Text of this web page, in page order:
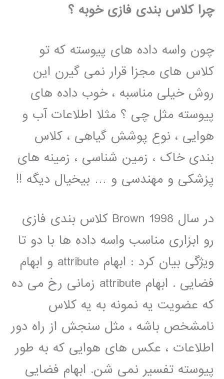
چرا کلاس بندی فازی خوبه ؟
چون واسه داده های پیوسته که تو
کلاس های مجزا قرار نمی گیرن این
روش خیلی مناسبه ، خوب داده های
پیوسته مثل چی ؟ مثلا اطلاعات آب و
هوایی ، نوع پوشش گیاهی ، کلاس
بندی خاک ، زمین شناسی ، زمینه های
پزشکی و مهندسی و … بیخیال دیگه !!
در سال 1998 Brown کلاس بندی فازی
رو ابزاری مناسب واسه داده ها با دو تا
ویژگی بیان کرد : ابهام attribute و ابهام
فضایی . ابهام attribute زمانی رخ می ده
که عضویت یه نمونه به یه کلاس
نامشخص باشه ، مثل سنجش از راه دور
اطلاعات ، عکس های هوایی که به طور
پیوسته تفسیر نمی شن. ابهام فضایی